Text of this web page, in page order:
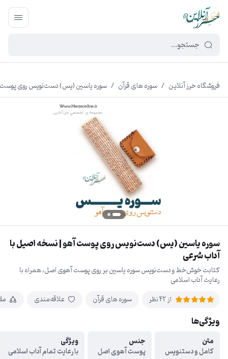
449f43cf-3da2-4422-bb12-2566cb5b8b05
فروشگاه حرز آنلاین / سوره های قرآن / سوره یاسین (یس) دست‌نویس روی پوست
سوره یاسین (یس) دست‌نویس روی پوست آهو | نسخه اصیل با
آداب شرعی
کتابت خوش‌خط و دست‌نویس سوره یاسین بر روی پوست آهوی اصل، همراه با
رعایت آداب اسلامی
از 42 نظر سوره های قرآن علاقه‌مندی
ویژگی‌ها
متن
کامل و دستنویس
جنس
پوست آهوی اصل
ویژگی
با رعایت تمام آداب اسلامی